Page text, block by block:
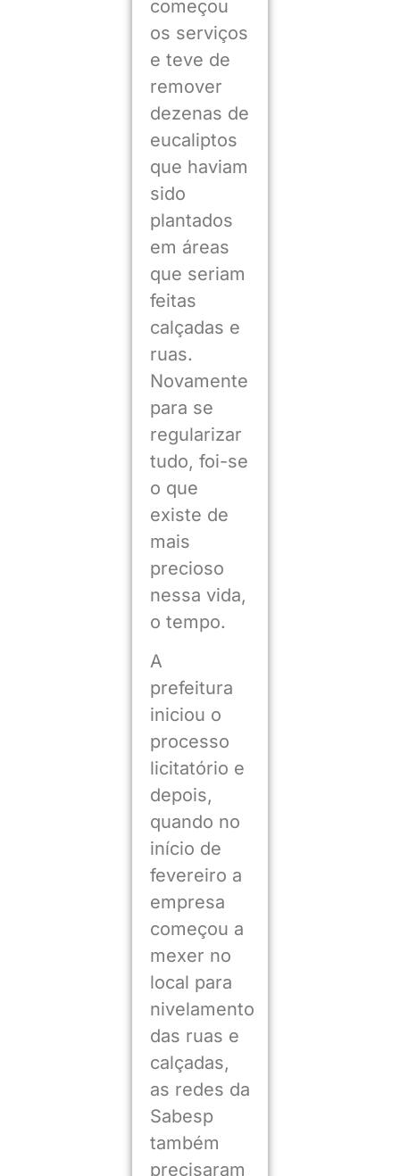
começou
os serviços
e teve de
remover
dezenas de
eucaliptos
que haviam
sido
plantados
em áreas
que seriam
feitas
calçadas e
ruas.
Novamente
para se
regularizar
tudo, foi-se
o que
existe de
mais
precioso
nessa vida,
o tempo.
A
prefeitura
iniciou o
processo
licitatório e
depois,
quando no
início de
fevereiro a
empresa
começou a
mexer no
local para
nivelamento
das ruas e
calçadas,
as redes da
Sabesp
também
precisaram